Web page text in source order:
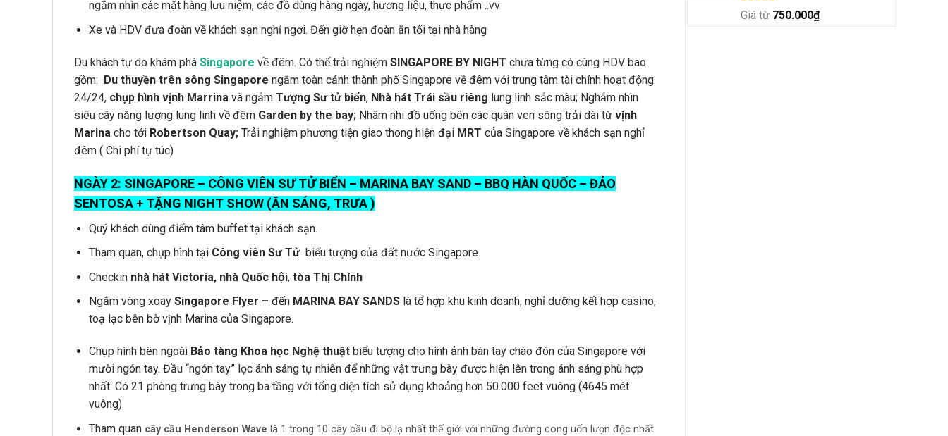
Được xếp
Giá từ 750.000₫
ngắm nhìn các mặt hàng lưu niệm, các đồ dùng hàng ngày, hương liệu, thực phẩm ..vv
Xe và HDV đưa đoàn về khách sạn nghỉ ngơi. Đến giờ hẹn đoàn ăn tối tại nhà hàng
Du khách tự do khám phá Singapore về đêm. Có thể trải nghiệm SINGAPORE BY NIGHT chưa từng có cùng HDV bao
gồm: Du thuyền trên sông Singapore ngắm toàn cảnh thành phố Singapore về đêm với trung tâm tài chính hoạt động
24/24, chụp hình vịnh Marrina và ngắm Tượng Sư tử biển, Nhà hát Trái sầu riêng lung linh sắc màu; Nghắm nhìn
siêu cây năng lượng lung linh về đêm Garden by the bay; Nhâm nhi đồ uống bên các quán ven sông trải dài từ vịnh
Marina cho tới Robertson Quay; Trải nghiệm phương tiện giao thong hiện đại MRT của Singapore về khách sạn nghỉ
đêm ( Chi phí tự túc)
NGÀY 2: SINGAPORE – CÔNG VIÊN SƯ TỬ BIỂN – MARINA BAY SAND – BBQ HÀN QUỐC – ĐẢO
SENTOSA + TẶNG NIGHT SHOW (ĂN SÁNG, TRƯA )
Quý khách dùng điểm tâm buffet tại khách sạn.
Tham quan, chụp hình tại Công viên Sư Tửbiểu tượng của đất nước Singapore.
Checkin nhà hát Victoria, nhà Quốc hội,tòa Thị Chính
Ngắm vòng xoay Singapore Flyer – đếnMARINA BAY SANDSlà tổ hợp khu kinh doanh, nghỉ dưỡng kết hợp casino,
toạ lạc bên bờ vịnh Marina của Singapore.
Chụp hình bên ngoài ​ Bảo tàng Khoa học Nghệ thuật biểu tượng cho hình ảnh bàn tay chào đón của Singapore với
mười ngón tay. Đầu “ngón tay” lọc ánh sáng tự nhiên để những vật trưng bày được hiện lên trong ánh sáng phù hợp
nhất. Có 21 phòng trưng bày trong ba tầng với tổng diện tích sử dụng khoảng hơn 50.000 feet vuông (4645 mét
vuông).
Tham quancây cầu Henderson Wave là 1 trong 10 cây cầu đi bộ lạ nhất thế giới với những đường cong uốn lượn độc nhất